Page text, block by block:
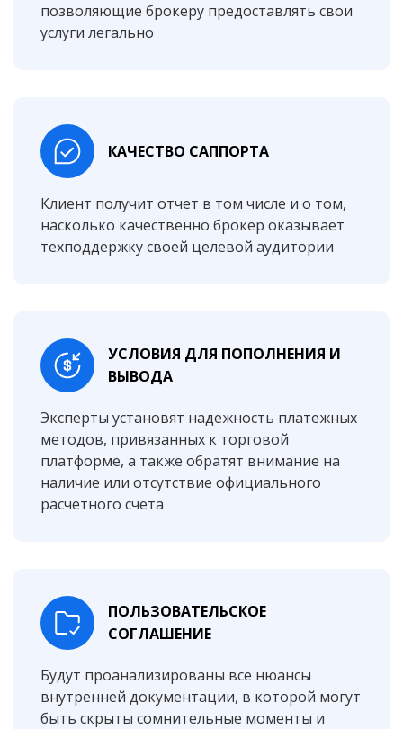
позволяющие брокеру предоставлять свои
услуги легально
КАЧЕСТВО САППОРТА
Клиент получит отчет в том числе и о том,
насколько качественно брокер оказывает
техподдержку своей целевой аудитории
УСЛОВИЯ ДЛЯ ПОПОЛНЕНИЯ И
ВЫВОДА
Эксперты установят надежность платежных
методов, привязанных к торговой
платформе, а также обратят внимание на
наличие или отсутствие официального
расчетного счета
ПОЛЬЗОВАТЕЛЬСКОЕ
СОГЛАШЕНИЕ
Будут проанализированы все нюансы
внутренней документации, в которой могут
быть скрыты сомнительные моменты и